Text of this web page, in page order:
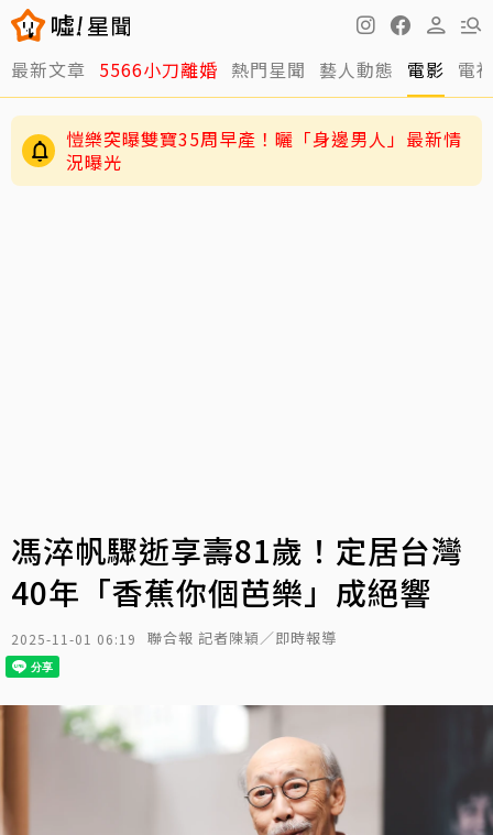
最新文章 5566小刀離婚 熱門星聞 藝人動態 電影 電
愷樂突曝雙寶35周早產！曬「身邊男人」最新情
況曝光
馮淬帆驟逝享壽81歲！定居台灣
40年「香蕉你個芭樂」成絕響
2025-11-01 06:19 聯合報 記者陳穎／即時報導